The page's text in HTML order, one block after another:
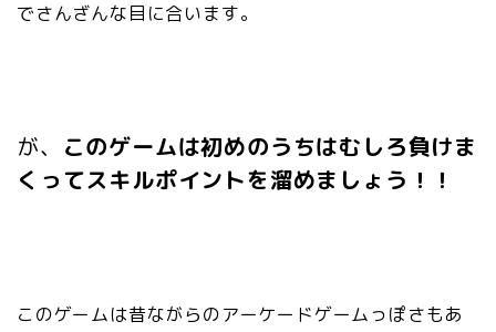
でさんざんな目に合います。
が、 このゲームは初めのうちはむしろ負けま
くってスキルポイントを溜めましょう！！
このゲームは昔ながらのアーケードゲームっぽさもあ